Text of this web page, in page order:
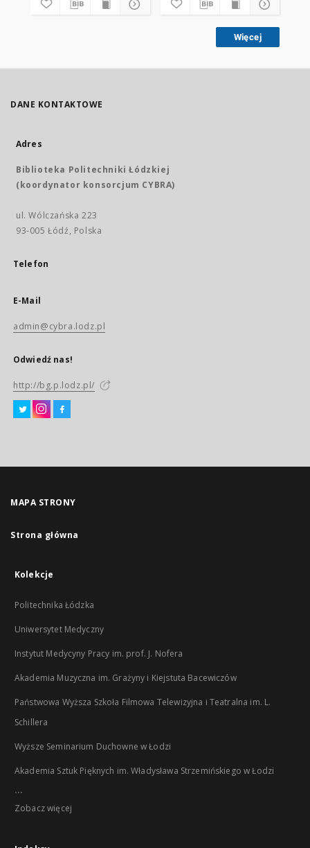
Więcej
DANE KONTAKTOWE
Adres
Biblioteka Politechniki Łódzkiej
(koordynator konsorcjum CYBRA)
ul. Wólczańska 223
93-005 Łódź, Polska
Telefon
E-Mail
admin@cybra.lodz.pl
Odwiedź nas!
http://bg.p.lodz.pl/
MAPA STRONY
Strona główna
Kolekcje
Politechnika Łódzka
Uniwersytet Medyczny
Instytut Medycyny Pracy im. prof. J. Nofera
Akademia Muzyczna im. Grażyny i Kiejstuta Bacewiczów
Państwowa Wyższa Szkoła Filmowa Telewizyjna i Teatralna im. L.
Schillera
Wyższe Seminarium Duchowne w Łodzi
Akademia Sztuk Pięknych im. Władysława Strzemińskiego w Łodzi
...
Zobacz więcej